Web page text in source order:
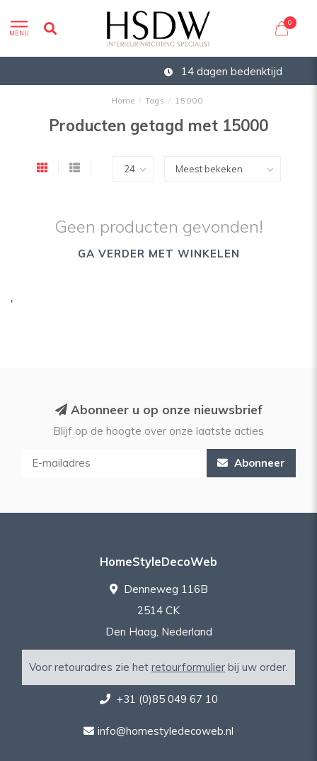
MENU
0
14 dagen bedenktijd
Home / Tags / 15000
Producten getagd met 15000
Geen producten gevonden!
GA VERDER MET WINKELEN
'
Abonneer u op onze nieuwsbrief
Blijf op de hoogte over onze laatste acties
Abonneer
HomeStyleDecoWeb
Denneweg 116B
2514 CK
Den Haag, Nederland
Voor retouradres zie het retourformulier bij uw order.
+31 (0)85 049 67 10
info@homestyledecoweb.nl